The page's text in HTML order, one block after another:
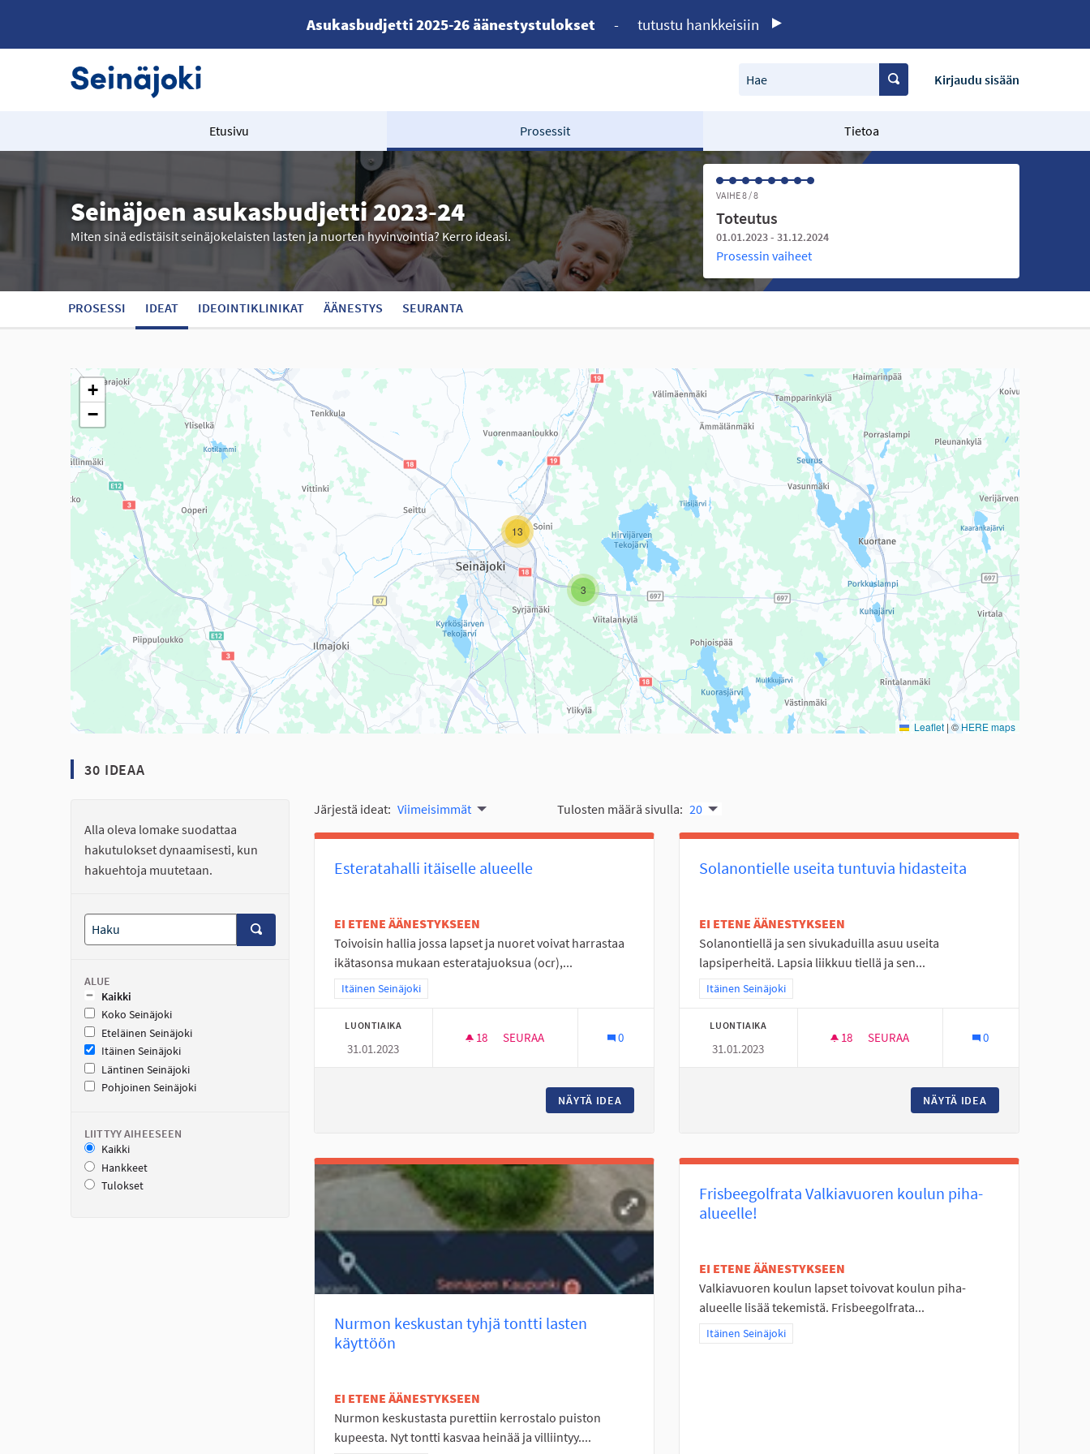
Asukasbudjetti 2025-26 äänestystulokset - tutustu hankkeisiin
Hae Kirjaudu sisään
Etusivu Prosessit Tietoa
Seinäjoen asukasbudjetti 2023-24
Miten sinä edistäisit seinäjokelaisten lasten ja nuorten hyvinvointia? Kerro ideasi.
VAIHE 8 / 8
Toteutus
01.01.2023 - 31.12.2024
Prosessin vaiheet
PROSESSI IDEAT IDEOINTIKLINIKAT ÄÄNESTYS SEURANTA
Seuraavassa elementissä on kartta, joka esittää tämän sivun tietueet karttapisteinä. Elementtiä voi käyttää ruudunlukijalla, mutta se voi olla vaikeaselkoinen.
3
13
+
−
Leaflet |©HERE maps
30 IDEAA
Alla oleva lomake suodattaa
hakutulokset dynaamisesti, kun
hakuehtoja muutetaan.
ALUE
Kaikki
Koko Seinäjoki
Eteläinen Seinäjoki
Itäinen Seinäjoki
Läntinen Seinäjoki
Pohjoinen Seinäjoki
LIITTYY AIHEESEEN
Kaikki
Hankkeet
Tulokset
Järjestä ideat: Viimeisimmät Tulosten määrä sivulla: 20
Esteratahalli itäiselle alueelle
EI ETENE ÄÄNESTYKSEEN
Toivoisin hallia jossa lapset ja nuoret voivat harrastaa
ikätasonsa mukaan esteratajuoksua (ocr),...
Rajaa tulokset teeman mukaan: Itäinen Seinäjoki
Itäinen Seinäjoki
LUONTIAIKA
31.01.2023
18 18 SEURAAJAA
SEURAA 0
NÄYTÄ IDEA
Solanontielle useita tuntuvia hidasteita
EI ETENE ÄÄNESTYKSEEN
Solanontiellä ja sen sivukaduilla asuu useita
lapsiperheitä. Lapsia liikkuu tiellä ja sen...
Rajaa tulokset teeman mukaan: Itäinen Seinäjoki
Itäinen Seinäjoki
LUONTIAIKA
31.01.2023
18 18 SEURAAJAA
SEURAA 0
NÄYTÄ IDEA
Nurmon keskustan tyhjä tontti lasten
käyttöön
EI ETENE ÄÄNESTYKSEEN
Nurmon keskustasta purettiin kerrostalo puiston
kupeesta. Nyt tontti kasvaa heinää ja villiintyy....
Frisbeegolfrata Valkiavuoren koulun piha-
alueelle!
EI ETENE ÄÄNESTYKSEEN
Valkiavuoren koulun lapset toivovat koulun piha-
alueelle lisää tekemistä. Frisbeegolfrata...
Rajaa tulokset teeman mukaan: Itäinen Seinäjoki
Itäinen Seinäjoki